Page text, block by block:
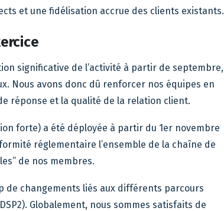
et une fidélisation accrue des clients existants.
significative de l’activité à partir de septembre,
Nous avons donc dû renforcer nos équipes en
réponse et la qualité de la relation client.
forte) a été déployée à partir du 1er novembre
réglementaire l’ensemble de la chaîne de
de nos membres.
de changements liés aux différents parcours
Globalement, nous sommes satisfaits de